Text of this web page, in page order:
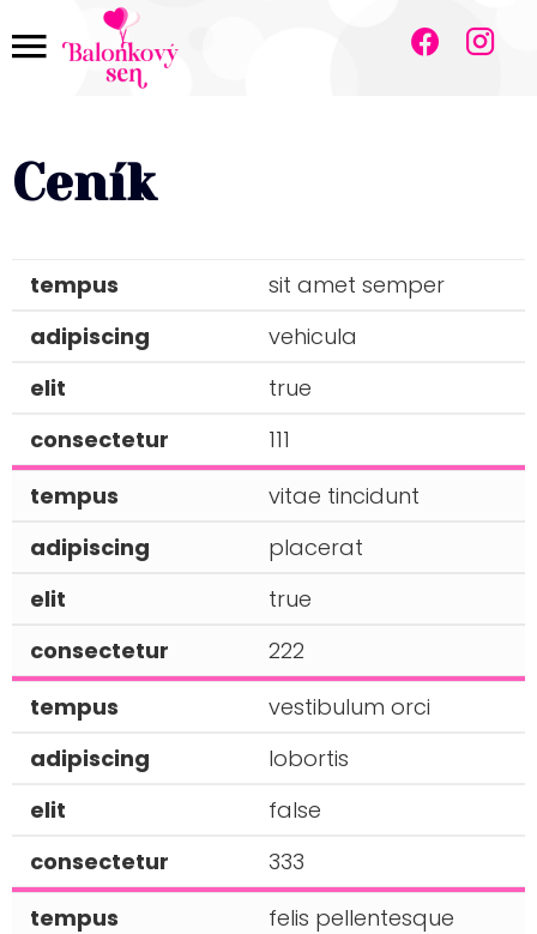
Ceník
sit amet semper
vehicula
true
111
vitae tincidunt
placerat
true
222
vestibulum orci
lobortis
false
333
felis pellentesque